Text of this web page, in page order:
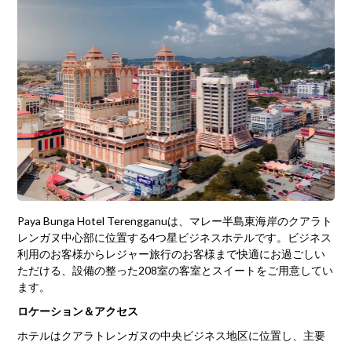
Paya Bunga Hotel Terengganuは、マレー半島東海岸のクアラト
レンガヌ中心部に位置する4つ星ビジネスホテルです。ビジネス
利用のお客様からレジャー旅行のお客様まで快適にお過ごしい
ただける、設備の整った208室の客室とスイートをご用意してい
ます。
ロケーション＆アクセス
ホテルはクアラトレンガヌの中央ビジネス地区に位置し、主要